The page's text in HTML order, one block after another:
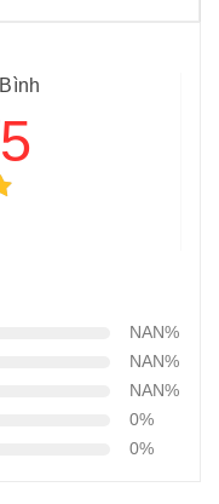
NAN%
NAN%
NAN%
0%
0%